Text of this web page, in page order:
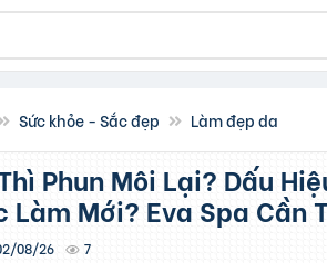
Sức khỏe - Sắc đẹp Làm đẹp da
Làm Mới? Eva Spa Cần
08/26 7